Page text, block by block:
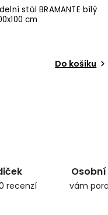
stůl BRAMANTE bílý
cm
Do košíku
recenzí vám